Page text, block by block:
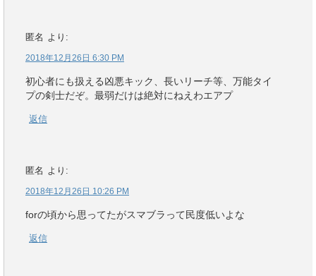
匿名 より:
2018年12月26日 6:30 PM
初心者にも扱える凶悪キック、長いリーチ等、万能タイ
プの剣士だぞ。最弱だけは絶対にねえわエアプ
返信
匿名 より:
2018年12月26日 10:26 PM
forの頃から思ってたがスマブラって民度低いよな
返信